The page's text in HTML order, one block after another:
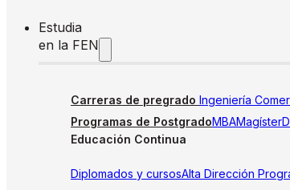
Estudia
en la FEN
Carreras de pregrado Ingeniería
Programas de PostgradoMBAMagíster
Educación Continua
Diplomados y cursosAlta Dirección